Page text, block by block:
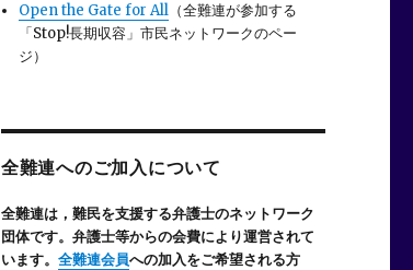
Open the Gate for All （全難連が参加する
「Stop!長期収容」市民ネットワークのペー
ジ）
全難連へのご加入について
全難連は，難民を支援する弁護士のネットワーク
団体です。弁護士等からの会費により運営されて
います。 全難連会員への加入をご希望される方